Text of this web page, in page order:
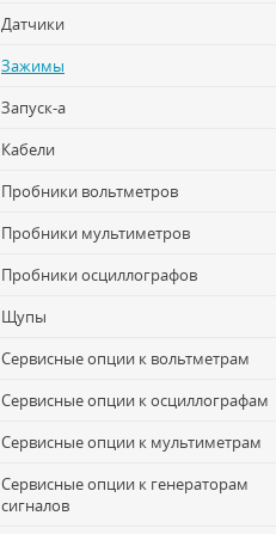
Датчики
Зажимы
Запуск-a
Кабели
Пробники вольтметров
Пробники мультиметров
Пробники осциллографов
Щупы
Сервисные опции к вольтметрам
Сервисные опции к осциллографам
Сервисные опции к мультиметрам
Сервисные опции к генераторам
сигналов